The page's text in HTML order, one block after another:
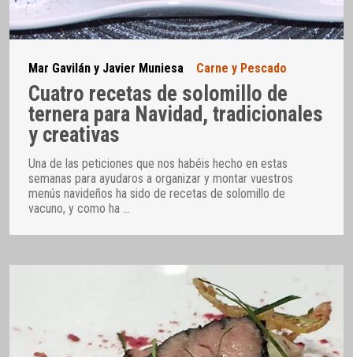
Mar Gavilán y Javier Muniesa Carne y Pescado
Cuatro recetas de solomillo de
ternera para Navidad, tradicionales
y creativas
Una de las peticiones que nos habéis hecho en estas
semanas para ayudaros a organizar y montar vuestros
menús navideños ha sido de recetas de solomillo de
vacuno, y como ha …